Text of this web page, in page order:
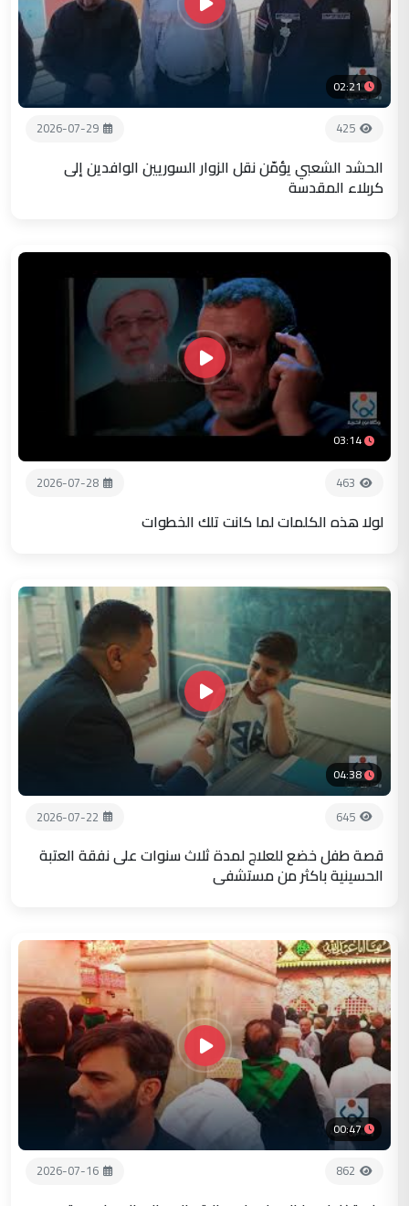
02:21
425
2026-07-29
الحشد الشعبي يؤمّن نقل الزوار السوريين الوافدين إلى
كربلاء المقدسة
03:14
463
2026-07-28
لولا هذه الكلمات لما كانت تلك الخطوات
04:38
645
2026-07-22
قصة طفل خضع للعلاج لمدة ثلاث سنوات على نفقة العتبة
الحسينية باكثر من مستشفى
00:47
862
2026-07-16